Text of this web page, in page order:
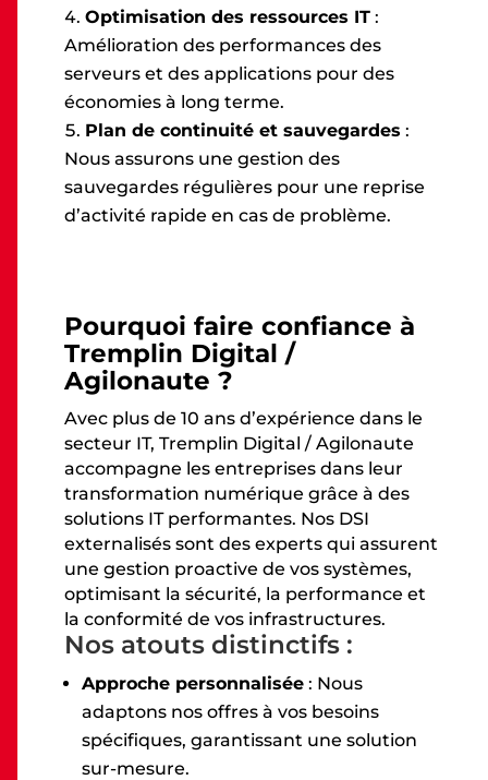
Optimisation des ressources IT :
Amélioration des performances des
serveurs et des applications pour des
économies à long terme.
Plan de continuité et sauvegardes :
Nous assurons une gestion des
sauvegardes régulières pour une reprise
d’activité rapide en cas de problème.
Pourquoi faire confiance à
Tremplin Digital /
Agilonaute ?
Avec plus de 10 ans d’expérience dans le
secteur IT, Tremplin Digital / Agilonaute
accompagne les entreprises dans leur
transformation numérique grâce à des
solutions IT performantes. Nos DSI
externalisés sont des experts qui assurent
une gestion proactive de vos systèmes,
optimisant la sécurité, la performance et
la conformité de vos infrastructures.
Nos atouts distinctifs :
Approche personnalisée : Nous
adaptons nos offres à vos besoins
spécifiques, garantissant une solution
sur-mesure.